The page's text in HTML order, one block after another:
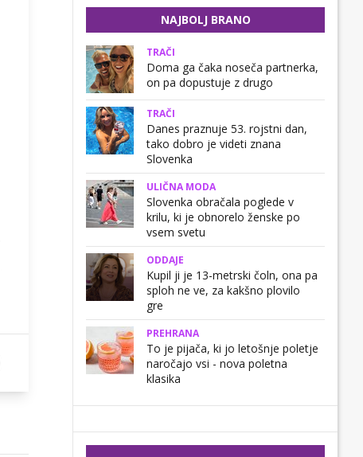
NAJBOLJ BRANO
TRAČI
Doma ga čaka noseča partnerka,
on pa dopustuje z drugo
TRAČI
Danes praznuje 53. rojstni dan,
tako dobro je videti znana
Slovenka
ULIČNA MODA
Slovenka obračala poglede v
krilu, ki je obnorelo ženske po
vsem svetu
ODDAJE
Kupil ji je 13-metrski čoln, ona pa
sploh ne ve, za kakšno plovilo
gre
PREHRANA
To je pijača, ki jo letošnje poletje
naročajo vsi - nova poletna
klasika